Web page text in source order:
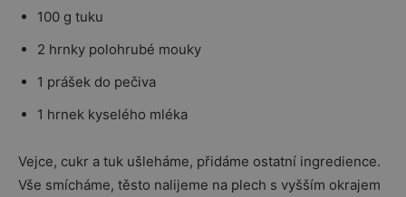
100 g tuku
2 hrnky polohrubé mouky
1 prášek do pečiva
1 hrnek kyselého mléka
Vejce, cukr a tuk ušleháme, přidáme ostatní ingredience.
Vše smícháme, těsto nalijeme na plech s vyšším okrajem